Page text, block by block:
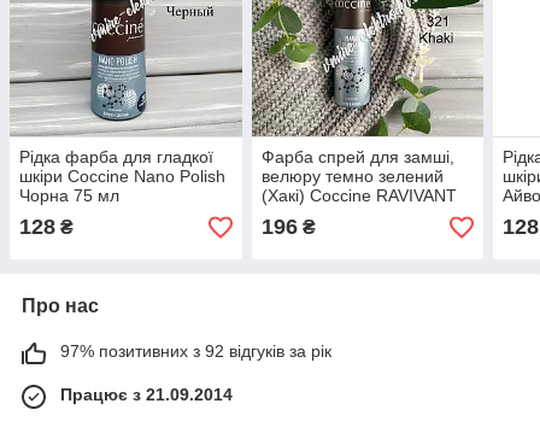
Рідка фарба для гладкої
шкіри Coccine Nano Polish
Чорна 75 мл
128 ₴
Фарба спрей для замші,
велюру темно зелений
(Хакі) Coccine RAVIVANT
NANO 75 мл
196₴ 128
Про нас
97% позитивних з 92 відгуків за рік
Працює з 21.09.2014